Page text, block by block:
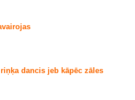
dancis jeb kāpēc zāles